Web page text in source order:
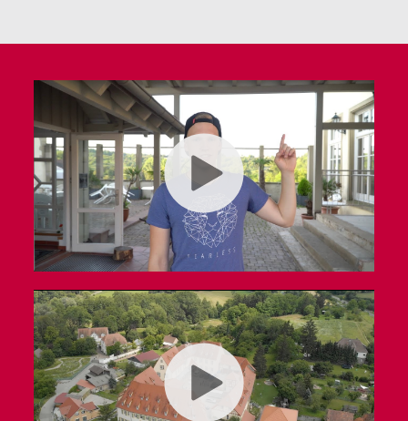
du das Evangelium mit
hast. Du hast viele Menschen
geprägt und begleitet.
Wir wünschen dir für deinen
weiteren Weg Gottes reichen
Segen und sind dankbar für
alles, was du in den
vergangenen Jahren
investiert hast. Danke für
alles!
von Herzen dankbar.
Dir und deiner Familie
wünschen wir für euren neuen
Weg einen guten Start, viele
schöne Momente und einen
wundervollen, gesegneten
Sommer.
Alles Gute für euch!